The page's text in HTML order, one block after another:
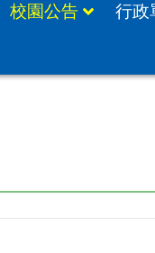
校園公告 行政